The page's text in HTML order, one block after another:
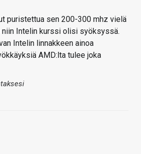
puristettua sen 200-300 mhz vielä
niin Intelin kurssi olisi syöksyssä.
Intelin linnakkeen ainoa
AMD:lta tulee joka